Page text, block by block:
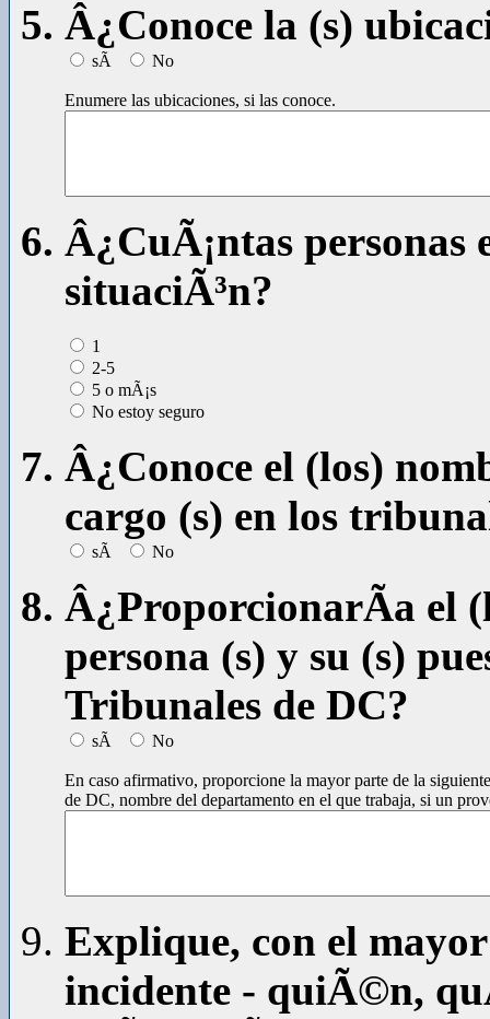
Â¿Conoce la (s)
sÃ­ No
Enumere las ubicaciones, si las conoce.
Â¿CuÃ¡ntas personas
situaciÃ³n?
1
2-5
5 o mÃ¡s
No estoy seguro
Â¿Conoce el (los)
cargo (s) en los
sÃ­ No
Â¿ProporcionarÃ­a el
persona (s) y su (s)
Tribunales de DC?
sÃ­ No
En caso afirmativo, proporcione la mayor parte de la
de DC, nombre del departamento en el que trabaja, si un
Explique, con el
incidente - quiÃ©n,